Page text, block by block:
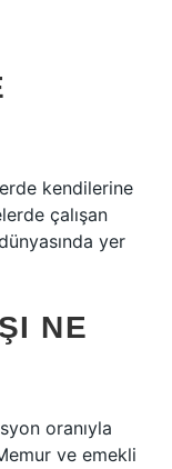
kendilerine
çalışan
yer
NE
oranıyla
ve emekli